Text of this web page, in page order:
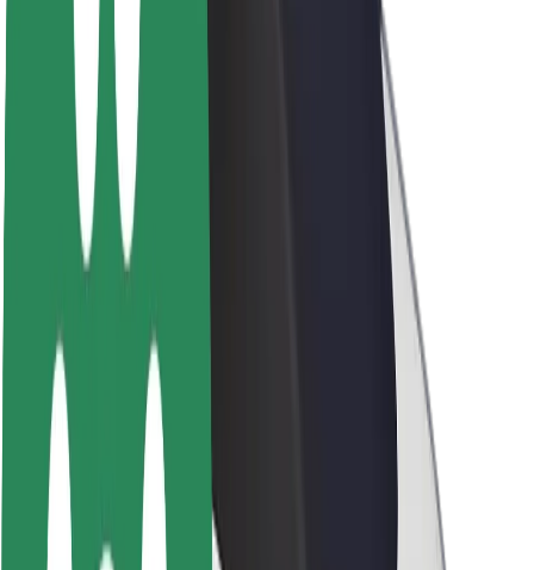
Rejoignez-nous
À propos de Bolt
La durabilité chez Bolt
Project Zero
Blog
Actualités
Lignes directrices de marque
Relations investisseurs
Équipe de direction
La marque
Ressources
Fonds urbain
Sécurité